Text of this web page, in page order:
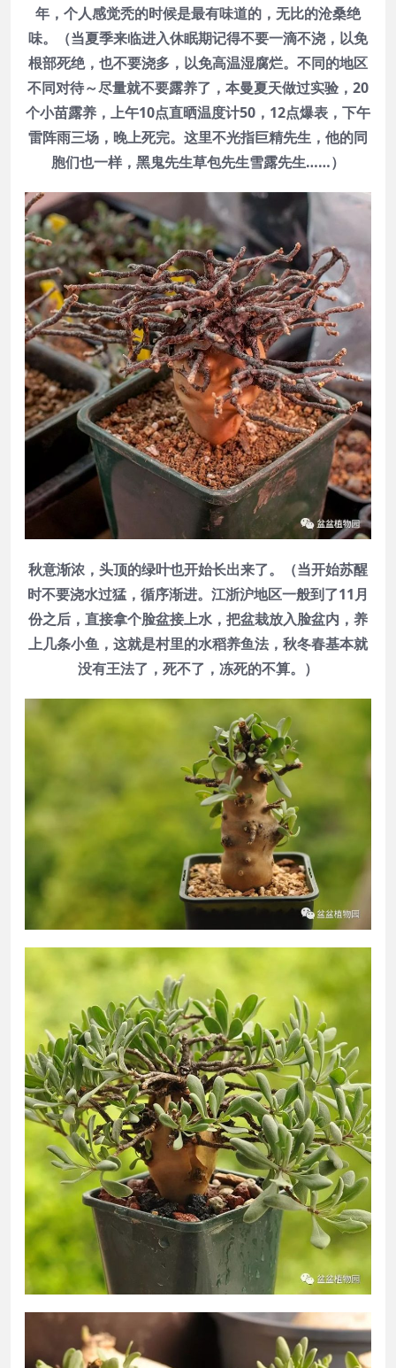
年，个人感觉秃的时候是最有味道的，无比的沧桑绝
味。（当夏季来临进入休眠期记得不要一滴不浇，以免
根部死绝，也不要浇多，以免高温湿腐烂。不同的地区
不同对待～尽量就不要露养了，本曼夏天做过实验，20
个小苗露养，上午10点直晒温度计50，12点爆表，下午
雷阵雨三场，晚上死完。这里不光指巨精先生，他的同
胞们也一样，黑鬼先生草包先生雪露先生……）
秋意渐浓，头顶的绿叶也开始长出来了。（当开始苏醒
时不要浇水过猛，循序渐进。江浙沪地区一般到了11月
份之后，直接拿个脸盆接上水，把盆栽放入脸盆内，养
上几条小鱼，这就是村里的水稻养鱼法，秋冬春基本就
没有王法了，死不了，冻死的不算。）